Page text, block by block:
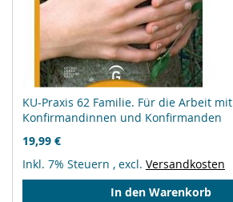
KU-Praxis 62 Familie. Für die Arbeit mit
Konfirmandinnen und Konfirmanden
19,99 €
Inkl. 7% Steuern , excl. Versandkosten
In den Warenkorb